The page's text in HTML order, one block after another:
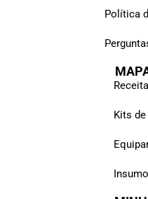
Política
Kits